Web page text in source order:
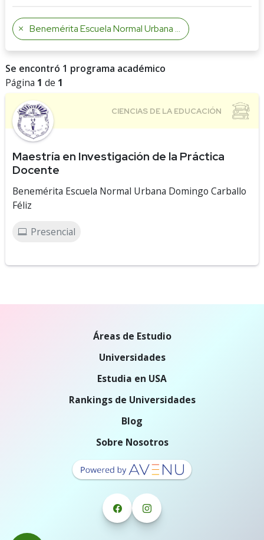
Benemérita Escuela Normal Urbana Domingo Carballo Féliz
Se encontró 1 programa académico
Página 1 de 1
Maestría en Investigación de la Práctica
Docente
Benemérita Escuela Normal Urbana Domingo Carballo
Féliz
Presencial
Áreas de Estudio
Universidades
Estudia en USA
Rankings de Universidades
Blog
Sobre Nosotros